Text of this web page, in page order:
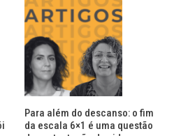
Para além do descanso: o fim
da escala 6×1 é uma questão